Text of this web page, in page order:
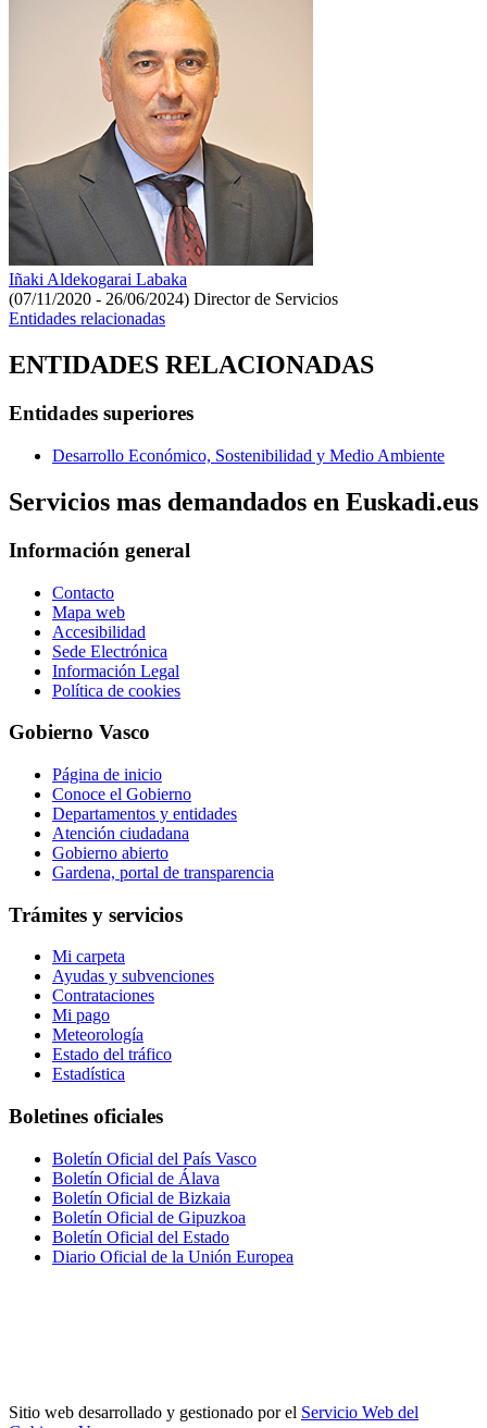
Iñaki Aldekogarai Labaka
(07/11/2020 - 26/06/2024) Director de Servicios
Entidades relacionadas
ENTIDADES RELACIONADAS
Entidades superiores
Desarrollo Económico, Sostenibilidad y Medio Ambiente
Servicios mas demandados en Euskadi.eus
Información general
Contacto
Mapa web
Accesibilidad
Sede Electrónica
Información Legal
Política de cookies
Gobierno Vasco
Página de inicio
Conoce el Gobierno
Departamentos y entidades
Atención ciudadana
Gobierno abierto
Gardena, portal de transparencia
Trámites y servicios
Mi carpeta
Ayudas y subvenciones
Contrataciones
Mi pago
Meteorología
Estado del tráfico
Estadística
Boletines oficiales
Boletín Oficial del País Vasco
Boletín Oficial de Álava
Boletín Oficial de Bizkaia
Boletín Oficial de Gipuzkoa
Boletín Oficial del Estado
Diario Oficial de la Unión Europea
Sitio web desarrollado y gestionado por el Servicio Web del